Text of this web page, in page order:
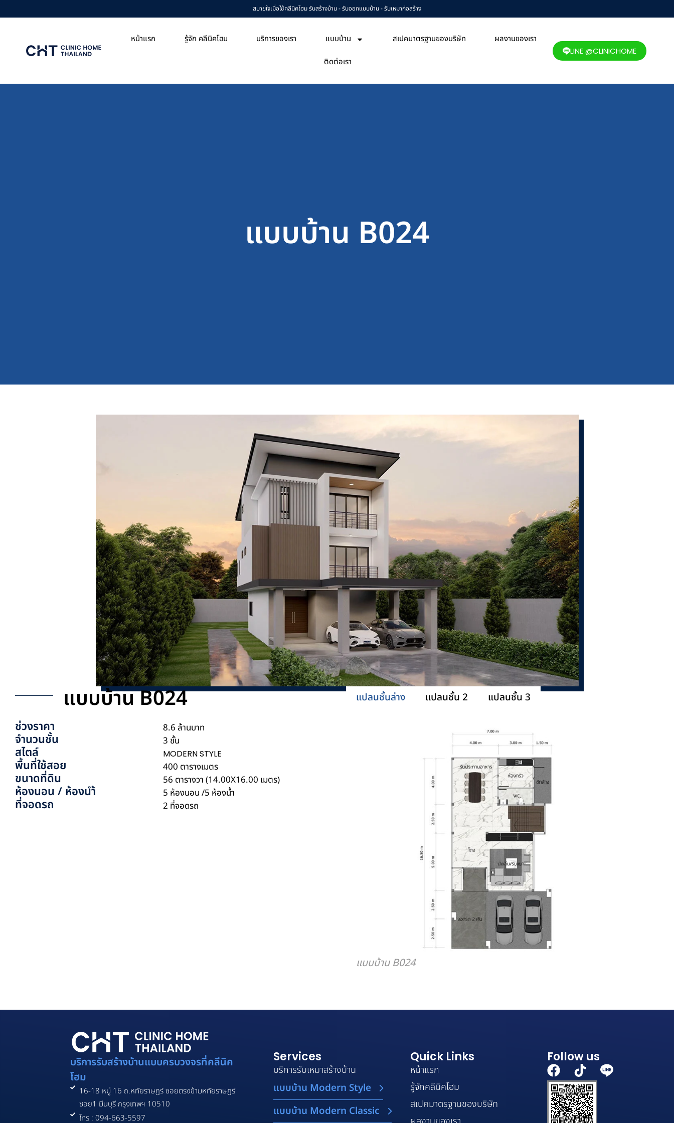
to
สบายใจเมื่อใช้คลีนิคโฮม รับสร้างบ้าน - รับออกแบบบ้าน - รับเหมาก่อสร้าง
หน้าแรก รู้จัก คลีนิคโฮม บริการของเรา แบบบ้าน สเปคมาตรฐานของบริษัท
ผลงานของเรา
ติดต่อเรา
LINE @CLINICHOME
แบบบ้าน B024
แบบบ้าน B024
ช่วงราคา 8.6 ล้านบาท
จำนวนชั้น 3 ชั้น
สไตล์ MODERN STYLE
พื้นที่ใช้สอย 400 ตารางเมตร
ขนาดที่ดิน 56 ตารางวา (14.00X16.00 เมตร)
ห้องนอน / ห้องนำ้ 5 ห้องนอน /5 ห้องน้ำ
ที่จอดรถ 2 ที่จอดรถ
แปลนชั้นล่าง แปลนชั้น 2 แปลนชั้น 3
แบบบ้าน B024
บริการรับสร้างบ้านแบบครบวงจรที่คลีนิค
โฮม
16-18 หมู่ 16 ถ.หทัยราษฎร์ ซอยตรงข้ามหทัยราษฎร์
ซอย1 มีนบุรี กรุงเทพฯ 10510
โทร : 094-663-5597
Services
บริการรับเหมาสร้างบ้าน
แบบบ้าน Modern Style
แบบบ้าน Modern Classic
Quick Links
หน้าแรก
รู้จักคลีนิคโฮม
สเปคมาตรฐานของบริษัท
Follow us
F
a
c
e
T
i
k
t